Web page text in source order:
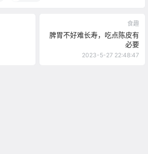
食趣
脾胃不好难长寿，吃点陈皮有
必要
2023-5-27 22:48:47